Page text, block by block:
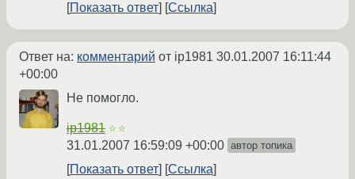
Показать ответ Ссылка
Ответ на: комментарий от ip1981 30.01.2007 16:11:44
+00:00
Не помогло.
ip1981 ☆☆
31.01.2007 16:59:09 +00:00 автор топика
Показать ответ Ссылка